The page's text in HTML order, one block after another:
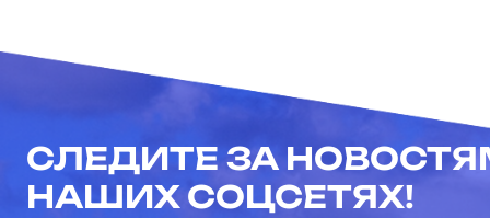
СЛЕДИТЕ ЗА
НАШИХ СОЦСЕТЯХ!